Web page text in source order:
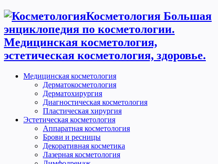
Косметология Большая
энциклопедия по косметологии.
Медицинская косметология,
эстетическая косметология, здоровье.
Медицинская косметология
Дерматокосметология
Дерматохирургия
Диагностическая косметология
Пластическая хирургия
Эстетическая косметология
Аппаратная косметология
Брови и ресницы
Декоративная косметика
Лазерная косметология